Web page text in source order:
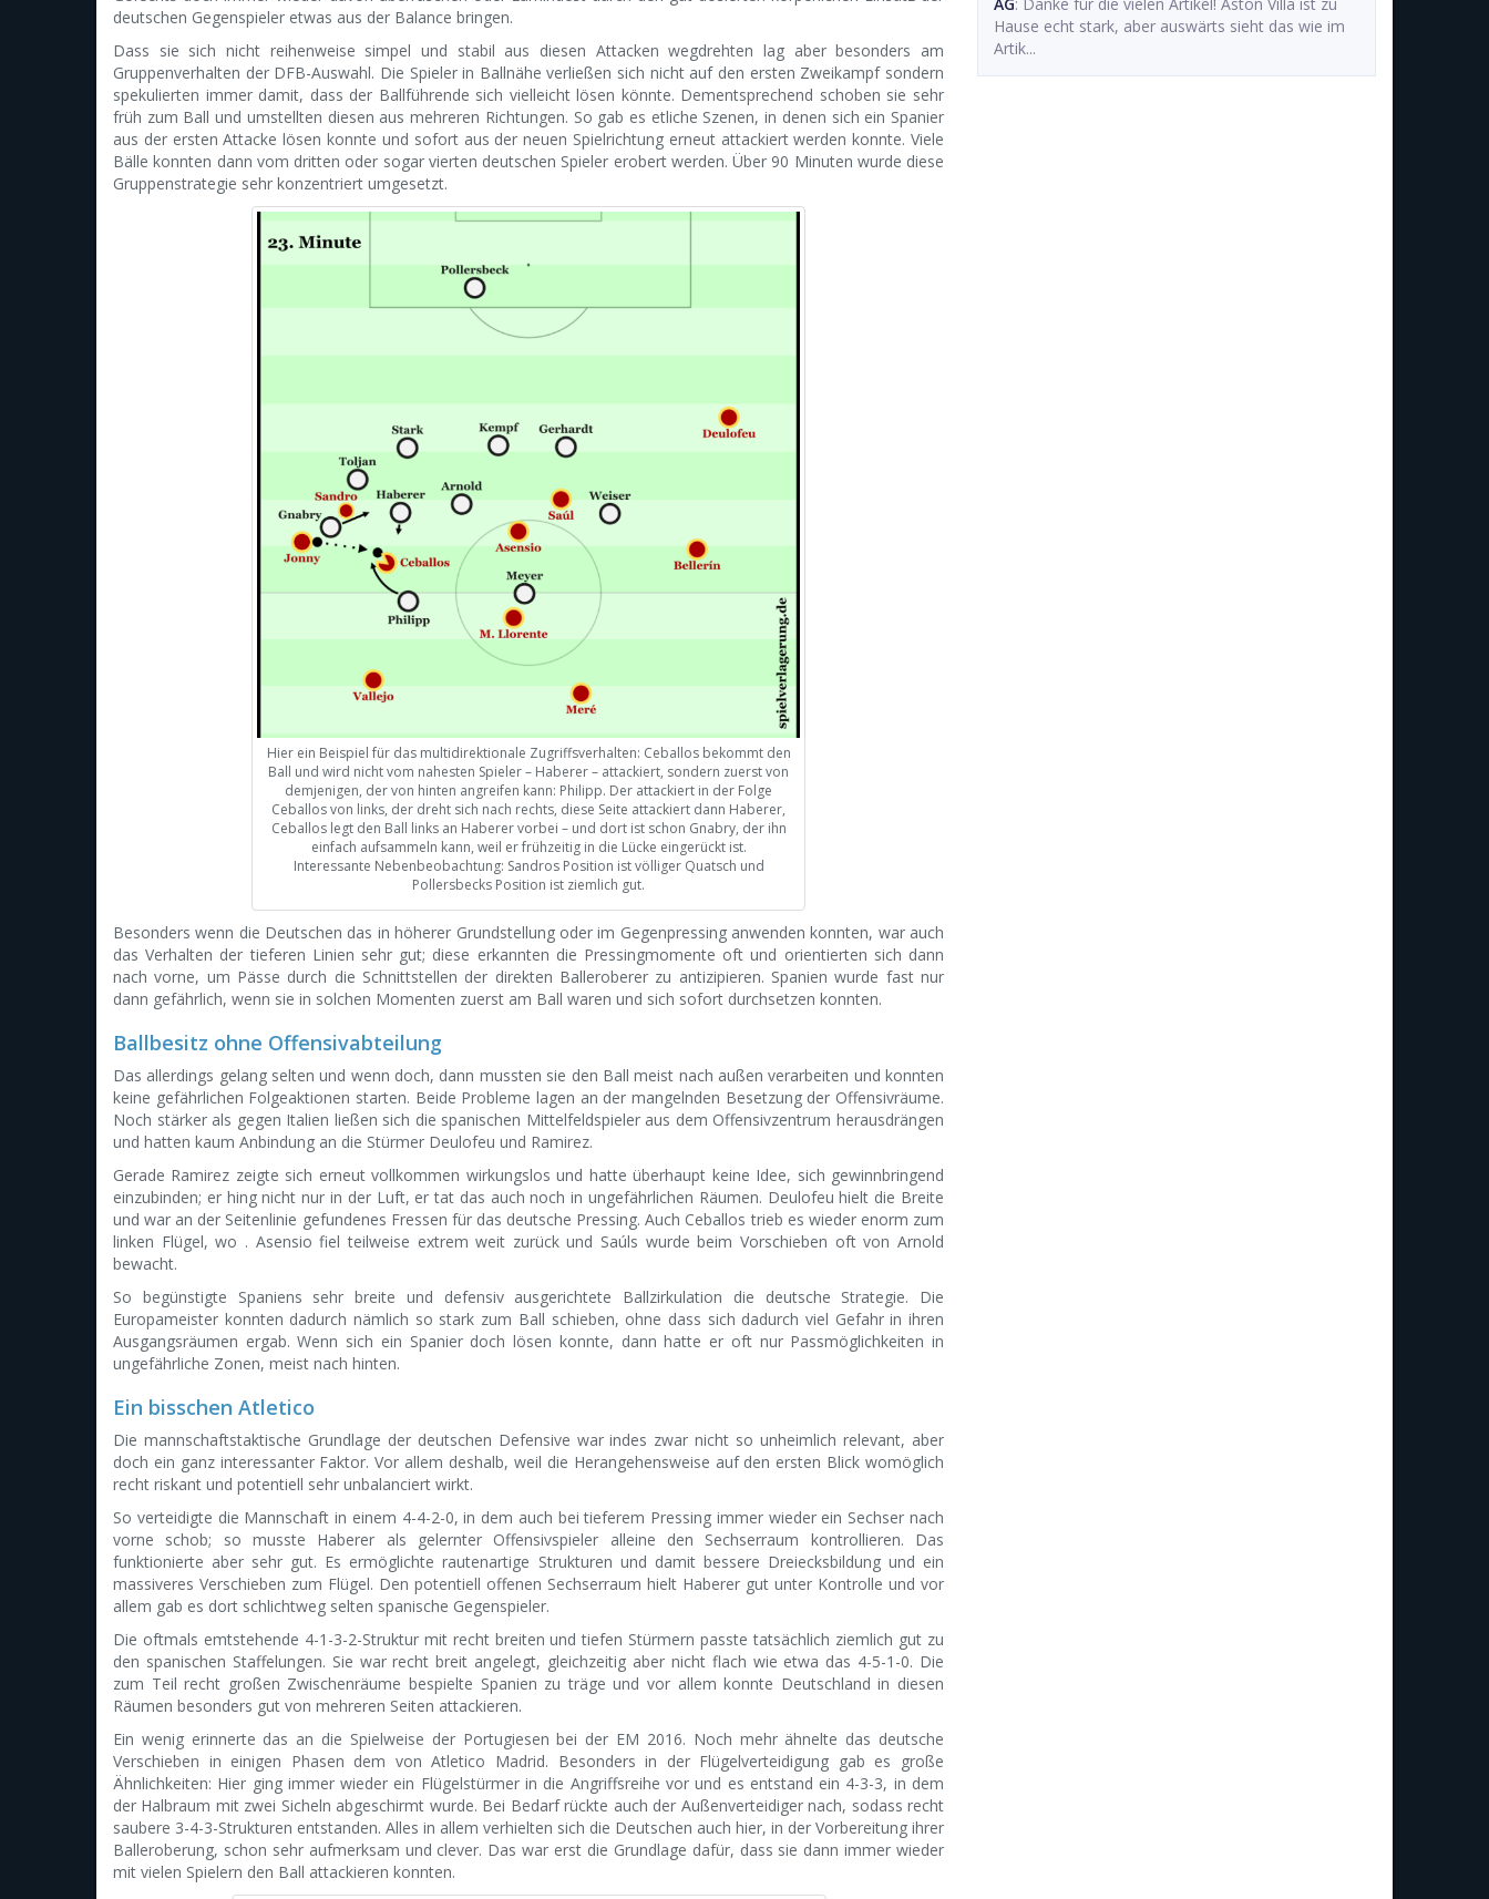
deutschen Gegenspieler etwas aus der Balance bringen.
Dass sie sich nicht reihenweise simpel und stabil aus diesen Attacken wegdrehten lag aber besonders am
Gruppenverhalten der DFB-Auswahl. Die Spieler in Ballnähe verließen sich nicht auf den ersten Zweikampf sondern
spekulierten immer damit, dass der Ballführende sich vielleicht lösen könnte. Dementsprechend schoben sie sehr
früh zum Ball und umstellten diesen aus mehreren Richtungen. So gab es etliche Szenen, in denen sich ein Spanier
aus der ersten Attacke lösen konnte und sofort aus der neuen Spielrichtung erneut attackiert werden konnte. Viele
Bälle konnten dann vom dritten oder sogar vierten deutschen Spieler erobert werden. Über 90 Minuten wurde diese
Gruppenstrategie sehr konzentriert umgesetzt.
Hier ein Beispiel für das multidirektionale Zugriffsverhalten: Ceballos bekommt den
Ball und wird nicht vom nahesten Spieler – Haberer – attackiert, sondern zuerst von
demjenigen, der von hinten angreifen kann: Philipp. Der attackiert in der Folge
Ceballos von links, der dreht sich nach rechts, diese Seite attackiert dann Haberer,
Ceballos legt den Ball links an Haberer vorbei – und dort ist schon Gnabry, der ihn
einfach aufsammeln kann, weil er frühzeitig in die Lücke eingerückt ist.
Interessante Nebenbeobachtung: Sandros Position ist völliger Quatsch und
Pollersbecks Position ist ziemlich gut.
Besonders wenn die Deutschen das in höherer Grundstellung oder im Gegenpressing anwenden konnten, war auch
das Verhalten der tieferen Linien sehr gut; diese erkannten die Pressingmomente oft und orientierten sich dann
nach vorne, um Pässe durch die Schnittstellen der direkten Balleroberer zu antizipieren. Spanien wurde fast nur
dann gefährlich, wenn sie in solchen Momenten zuerst am Ball waren und sich sofort durchsetzen konnten.
Ballbesitz ohne Offensivabteilung
Das allerdings gelang selten und wenn doch, dann mussten sie den Ball meist nach außen verarbeiten und konnten
keine gefährlichen Folgeaktionen starten. Beide Probleme lagen an der mangelnden Besetzung der Offensivräume.
Noch stärker als gegen Italien ließen sich die spanischen Mittelfeldspieler aus dem Offensivzentrum herausdrängen
und hatten kaum Anbindung an die Stürmer Deulofeu und Ramirez.
Gerade Ramirez zeigte sich erneut vollkommen wirkungslos und hatte überhaupt keine Idee, sich gewinnbringend
einzubinden; er hing nicht nur in der Luft, er tat das auch noch in ungefährlichen Räumen. Deulofeu hielt die Breite
und war an der Seitenlinie gefundenes Fressen für das deutsche Pressing. Auch Ceballos trieb es wieder enorm zum
linken Flügel, wo . Asensio fiel teilweise extrem weit zurück und Saúls wurde beim Vorschieben oft von Arnold
bewacht.
So begünstigte Spaniens sehr breite und defensiv ausgerichtete Ballzirkulation die deutsche Strategie. Die
Europameister konnten dadurch nämlich so stark zum Ball schieben, ohne dass sich dadurch viel Gefahr in ihren
Ausgangsräumen ergab. Wenn sich ein Spanier doch lösen konnte, dann hatte er oft nur Passmöglichkeiten in
ungefährliche Zonen, meist nach hinten.
Ein bisschen Atletico
Die mannschaftstaktische Grundlage der deutschen Defensive war indes zwar nicht so unheimlich relevant, aber
doch ein ganz interessanter Faktor. Vor allem deshalb, weil die Herangehensweise auf den ersten Blick womöglich
recht riskant und potentiell sehr unbalanciert wirkt.
So verteidigte die Mannschaft in einem 4-4-2-0, in dem auch bei tieferem Pressing immer wieder ein Sechser nach
vorne schob; so musste Haberer als gelernter Offensivspieler alleine den Sechserraum kontrollieren. Das
funktionierte aber sehr gut. Es ermöglichte rautenartige Strukturen und damit bessere Dreiecksbildung und ein
massiveres Verschieben zum Flügel. Den potentiell offenen Sechserraum hielt Haberer gut unter Kontrolle und vor
allem gab es dort schlichtweg selten spanische Gegenspieler.
Die oftmals emtstehende 4-1-3-2-Struktur mit recht breiten und tiefen Stürmern passte tatsächlich ziemlich gut zu
den spanischen Staffelungen. Sie war recht breit angelegt, gleichzeitig aber nicht flach wie etwa das 4-5-1-0. Die
zum Teil recht großen Zwischenräume bespielte Spanien zu träge und vor allem konnte Deutschland in diesen
Räumen besonders gut von mehreren Seiten attackieren.
Ein wenig erinnerte das an die Spielweise der Portugiesen bei der EM 2016. Noch mehr ähnelte das deutsche
Verschieben in einigen Phasen dem von Atletico Madrid. Besonders in der Flügelverteidigung gab es große
Ähnlichkeiten: Hier ging immer wieder ein Flügelstürmer in die Angriffsreihe vor und es entstand ein 4-3-3, in dem
der Halbraum mit zwei Sicheln abgeschirmt wurde. Bei Bedarf rückte auch der Außenverteidiger nach, sodass recht
saubere 3-4-3-Strukturen entstanden. Alles in allem verhielten sich die Deutschen auch hier, in der Vorbereitung ihrer
Balleroberung, schon sehr aufmerksam und clever. Das war erst die Grundlage dafür, dass sie dann immer wieder
mit vielen Spielern den Ball attackieren konnten.
Hause echt stark, aber auswärts sieht das wie im
Artik...